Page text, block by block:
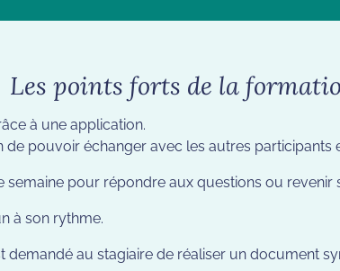
Les points forts de la
à une application.
de pouvoir échanger avec les autres participants
semaine pour répondre aux questions ou revenir
à son rythme.
demandé au stagiaire de réaliser un document